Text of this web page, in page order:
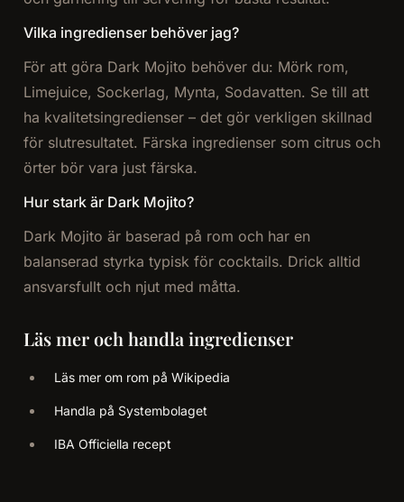
Vilka ingredienser behöver jag?
För att göra Dark Mojito behöver du: Mörk rom,
Limejuice, Sockerlag, Mynta, Sodavatten. Se till att
ha kvalitetsingredienser – det gör verkligen skillnad
för slutresultatet. Färska ingredienser som citrus och
örter bör vara just färska.
Hur stark är Dark Mojito?
Dark Mojito är baserad på rom och har en
balanserad styrka typisk för cocktails. Drick alltid
ansvarsfullt och njut med måtta.
Läs mer och handla ingredienser
Läs mer om rom på Wikipedia
Handla på Systembolaget
IBA Officiella recept